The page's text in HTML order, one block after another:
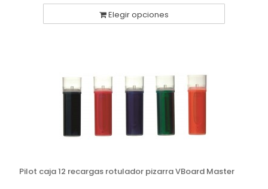
Elegir opciones
Pilot caja 12 recargas rotulador pizarra VBoard Master